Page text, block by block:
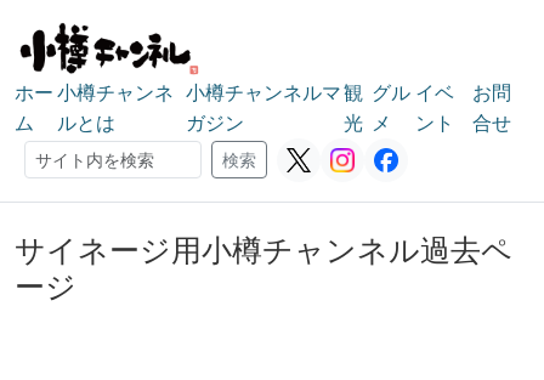
ホー
ム
小樽チャンネ
ルとは
小樽チャンネルマ
ガジン
観
光
グル
メ
イベ
ント
お問
合せ
検索
検索
サイネージ用小樽チャンネル過去ペ
ージ